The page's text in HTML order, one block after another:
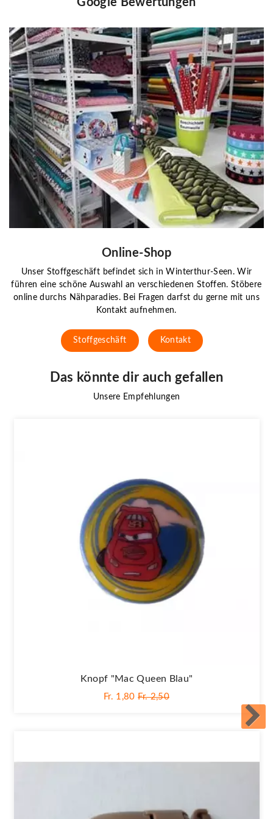
Online-Shop
Unser Stoffgeschäft befindet sich in Winterthur-Seen. Wir
führen eine schöne Auswahl an verschiedenen Stoffen. Stöbere
online durchs Nähparadies. Bei Fragen darfst du gerne mit uns
Kontakt aufnehmen.
Stoffgeschäft Kontakt
Das könnte dir auch gefallen
Unsere Empfehlungen
Knopf "Mac Queen Blau"
Fr. 1,80 Fr. 2,50